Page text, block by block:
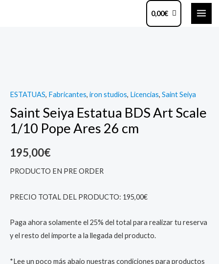
0,00€
ESTATUAS, Fabricantes, iron studios, Licencias, Saint Seiya
Saint Seiya Estatua BDS Art Scale
1/10 Pope Ares 26 cm
195,00€
PRODUCTO EN PRE ORDER
PRECIO TOTAL DEL PRODUCTO: 195,00€
Paga ahora solamente el 25% del total para realizar tu reserva
y el resto del importe a la llegada del producto.
*Lee un poco más abajo nuestras condiciones para productos
Art
Scale
1/10
Pope
Ares
cm